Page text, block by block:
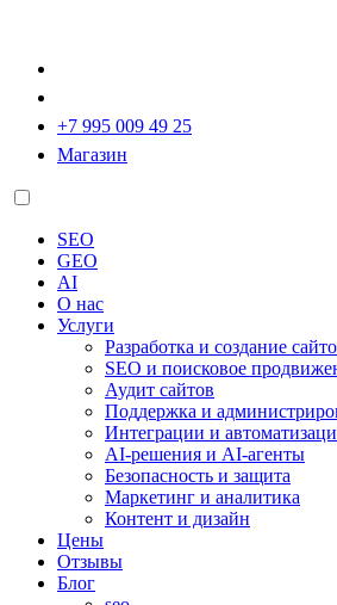
+7 995 009 49 25
Магазин
SEO
GEO
AI
О нас
Услуги
Разработка и создание
SEO и поисковое
Аудит сайтов
Поддержка и
Интеграции и
AI-решения и AI-агенты
Безопасность и защита
Маркетинг и аналитика
Контент и дизайн
Цены
Отзывы
Блог